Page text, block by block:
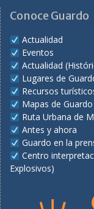
Conoce Guardo
Actualidad
Eventos
Actualidad
Lugares de
Recursos
Mapas de Guardo
Ruta Urbana de
Antes y ahora
Guardo en la
Centro
Explosivos)